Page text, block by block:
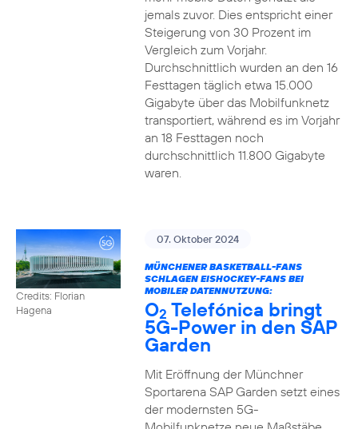
jemals zuvor. Dies entspricht einer
Steigerung von 30 Prozent im
Vergleich zum Vorjahr.
Durchschnittlich wurden an den 16
Festtagen täglich etwa 15.000
Gigabyte über das Mobilfunknetz
transportiert, während es im Vorjahr
an 18 Festtagen noch
durchschnittlich 11.800 Gigabyte
waren.
Credits: Florian
Hagena
07. Oktober 2024
MÜNCHENER BASKETBALL-FANS
SCHLAGEN EISHOCKEY-FANS BEI
MOBILER DATENNUTZUNG:
O2 Telefónica bringt
5G-Power in den SAP
Garden
Mit Eröffnung der Münchner
Sportarena SAP Garden setzt eines
der modernsten 5G-